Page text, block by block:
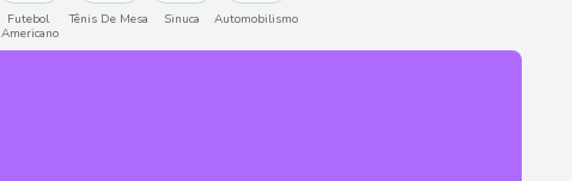
Futebol
Americano
Tênis De Mesa Sinuca Automobilismo